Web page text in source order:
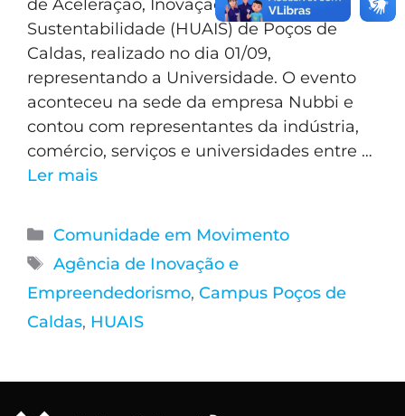
de Aceleração, Inovação e
Sustentabilidade (HUAIS) de Poços de
Caldas, realizado no dia 01/09,
representando a Universidade. O evento
aconteceu na sede da empresa Nubbi e
contou com representantes da indústria,
comércio, serviços e universidades entre …
Ler mais
Comunidade em Movimento
Agência de Inovação e
Empreendedorismo, Campus Poços de
Caldas, HUAIS